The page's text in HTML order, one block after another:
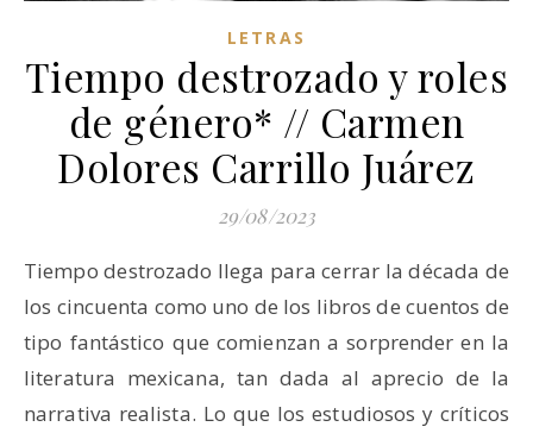
LETRAS
Tiempo destrozado y roles
de género* // Carmen
Dolores Carrillo Juárez
29/08/2023
Tiempo destrozado llega para cerrar la década de
los cincuenta como uno de los libros de cuentos de
tipo fantástico que comienzan a sorprender en la
literatura mexicana, tan dada al aprecio de la
narrativa realista. Lo que los estudiosos y críticos